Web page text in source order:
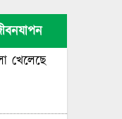
খেলেছে